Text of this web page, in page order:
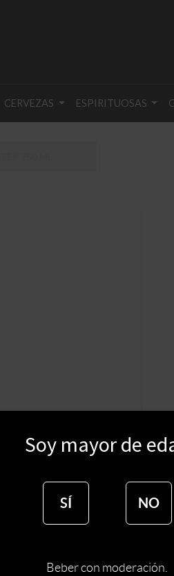
CERVEZAS ESPIRITUOSAS
Soy mayor de
SÍ NO
Beber con moderación.